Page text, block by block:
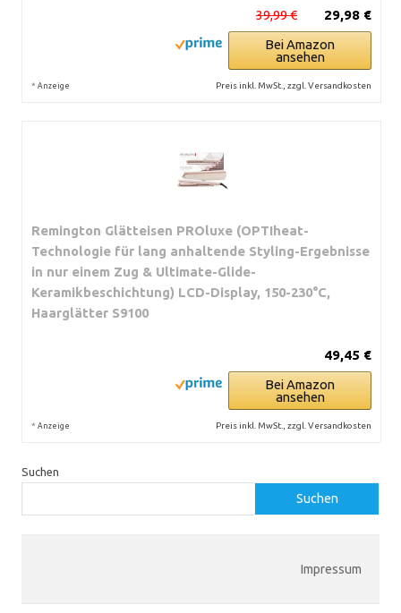
29,98 €
39,99 €
Bei Amazon
ansehen
* Anzeige Preis inkl. MwSt., zzgl. Versandkosten
Remington Glätteisen PROluxe (OPTIheat-
Technologie für lang anhaltende Styling-Ergebnisse
in nur einem Zug & Ultimate-Glide-
Keramikbeschichtung) LCD-Display, 150-230°C,
Haarglätter S9100
49,45 €
Bei Amazon
ansehen
* Anzeige Preis inkl. MwSt., zzgl. Versandkosten
Suchen
Suchen
Impressum